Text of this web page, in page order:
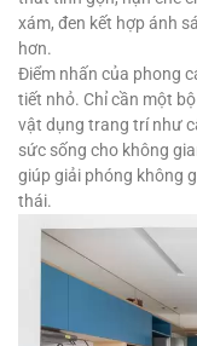
xám, đen kết hợp ánh
hơn.
Điểm nhấn của phong
tiết nhỏ. Chỉ cần một
vật dụng trang trí như
sức sống cho không
giúp giải phóng không
thái.